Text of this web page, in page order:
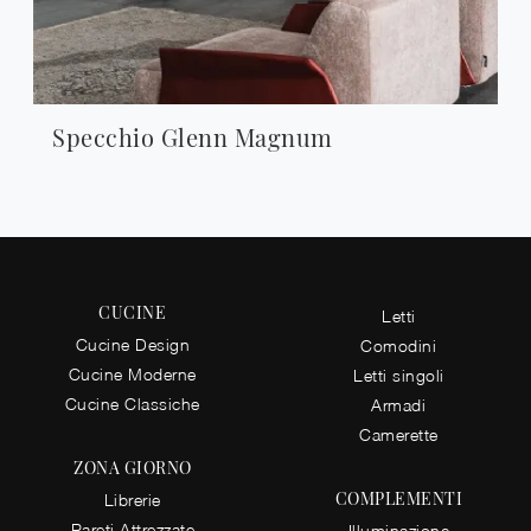
Specchio Glenn Magnum
CUCINE
Cucine Design
Cucine Moderne
Cucine Classiche
ZONA GIORNO
Librerie
Letti
Comodini
Letti singoli
Armadi
Camerette
COMPLEMENTI